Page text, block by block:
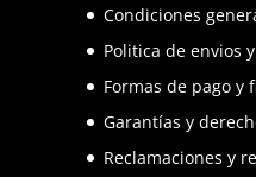
Condiciones
Politica de envios
Formas de pago y
Garantías y
Reclamaciones y